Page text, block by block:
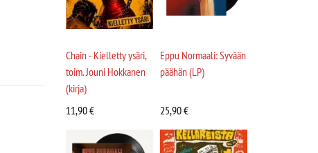
Chain - Kielletty ysäri,
toim. Jouni Hokkanen
(kirja)
11,90€
Eppu Normaali: Syvään
päähän (LP)
25,90€